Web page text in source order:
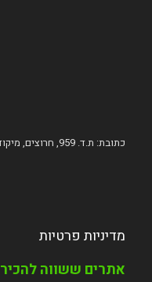
כתובת: ת.ד. 959, חרוצים, מיקוד 60917
מדיניות פרטיות
אתרים ששווה להכיר